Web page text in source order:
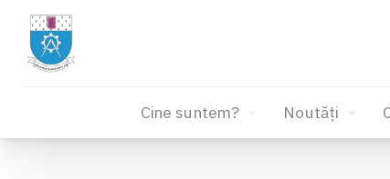
Cine suntem? Noutăți